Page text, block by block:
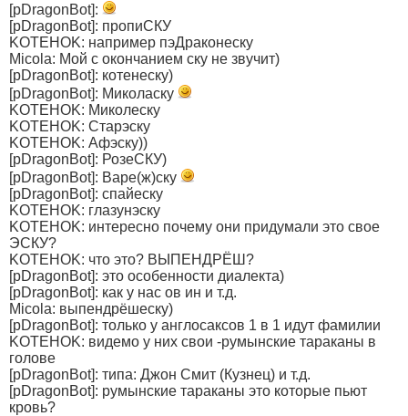
[pDragonBot]:
[pDragonBot]: пропиСКУ
KOTEHOK: например пэДраконеску
Micola: Мой с окончанием ску не звучит)
[pDragonBot]: котенеску)
[pDragonBot]: Миколаску
KOTEHOK: Миколеску
KOTEHOK: Старэску
KOTEHOK: Афэску))
[pDragonBot]: РозеСКУ)
[pDragonBot]: Варе(ж)ску
[pDragonBot]: спайеску
KOTEHOK: глазунэску
KOTEHOK: интересно почему они придумали это свое
ЭСКУ?
KOTEHOK: что это? ВЫПЕНДРЁШ?
[pDragonBot]: это особенности диалекта)
[pDragonBot]: как у нас ов ин и т.д.
Micola: выпендрёшеску)
[pDragonBot]: только у англосаксов 1 в 1 идут фамилии
KOTEHOK: видемо у них свои -румынские тараканы в
голове
[pDragonBot]: типа: Джон Смит (Кузнец) и т.д.
[pDragonBot]: румынские тараканы это которые пьют
кровь?